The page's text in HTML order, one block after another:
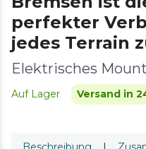
perfekter
jedes Terrain
Elektrisches
Auf Lager Versand in